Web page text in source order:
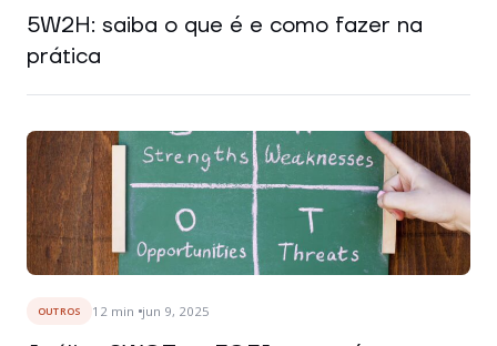
5W2H: saiba o que é e como fazer na
prática
OUTROS 12 min jun 9, 2025